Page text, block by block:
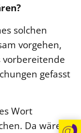
solchen
vorgehen,
vorbereitende
gefasst
Wort
Da wären